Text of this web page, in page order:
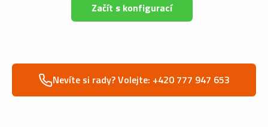
Začít s konfigurací
Nevíte si rady? Volejte: +420 777 947 653